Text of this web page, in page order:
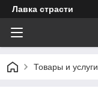
Лавка страсти
Товары и услуги